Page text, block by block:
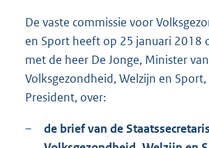
De vaste commissie voor
en Sport heeft op 25 januari 2018
met de heer De Jonge, Minister van
Volksgezondheid, Welzijn en
President, over:
–
de brief van de